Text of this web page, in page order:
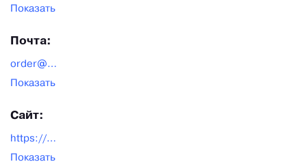
Показать
Почта:
order@verta-tara.com
Показать
Сайт:
https://www.verta-tara.com/
Показать